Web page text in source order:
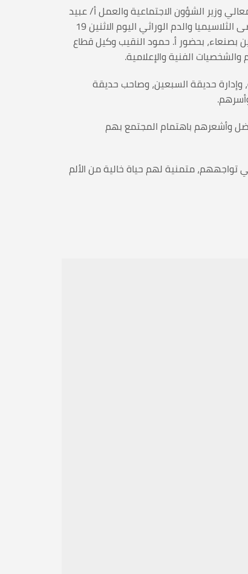
المتوكل، ومعالي وزير الشؤون الاجتماعية والعمل أ/ عبيد
سالم بن ضبيع، وأمين العاصمة د/ حمود محمد عباد، وتحت شعار (من أجل جيل سليم.. ووطن معافى) أقامت الجمعية اليمنية لمرضى الثلاسيميا والدم الوراثي اليوم الاثنين 19
بصنعاء، بحضور أ. حمود النقيب وكيل قطاع
الفنية والإعلامية.
وإدارة حديقة السبعين، وصاحب حديقة
وأشعرهم باهتمام المجتمع بهم
متمنية لهم حياة خالية من الألم